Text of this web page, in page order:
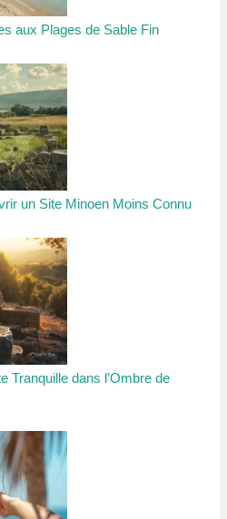
aux Plages de Sable Fin
un Site Minoen Moins Connu
Tranquille dans l’Ombre de